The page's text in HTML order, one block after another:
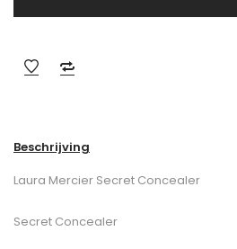
Beschrijving
Laura Mercier Secret Concealer
Secret Concealer